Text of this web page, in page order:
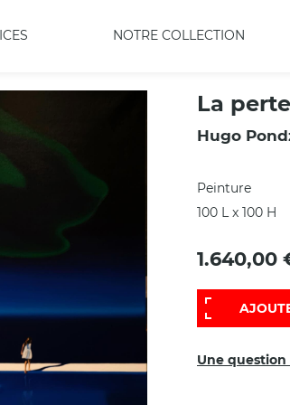
NOTRE COLLECTION
La
Hugo
Peinture
100 L x 100 H
1.640,00
Une question